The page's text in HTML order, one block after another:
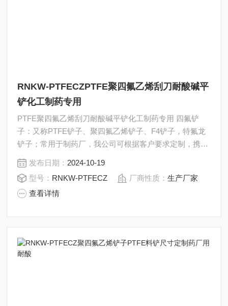
RNKW-PTFECZPTFE聚四氟乙烯刮刀耐酸碱平
铲化工制药专用
PTFE聚四氟乙烯刮刀耐酸碱平铲化工制药专用 四氟铲
子：又称PTFE铲子、聚四氟乙烯铲子、F4铲子，特氟龙
铲子；常用于制药厂，我公司可根据客户要求定制，携带
手柄和杆部的长度均可定制。
发布日期： 2024-10-19
型号： RNKW-PTFECZ 厂商性质：生产厂家
查看详情